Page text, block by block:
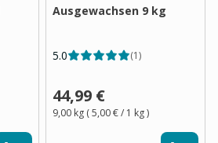
Ausgewachsen 9 kg
5.0 (1)
44,99 €
9,00 kg (5,00 €/ 1 kg)